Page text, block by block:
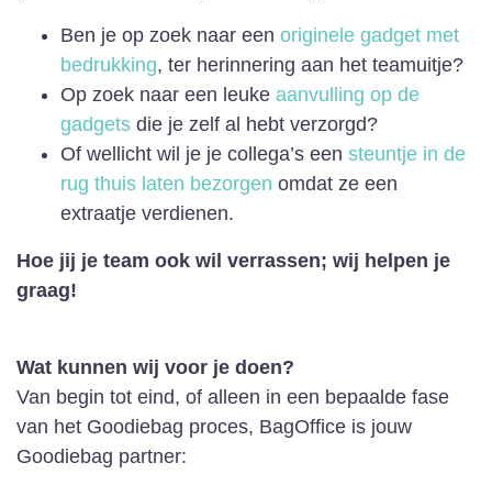
Ben je op zoek naar een originele gadget met
bedrukking, ter herinnering aan het teamuitje?
Op zoek naar een leuke aanvulling op de
gadgets die je zelf al hebt verzorgd?
Of wellicht wil je je collega’s een steuntje in de
rug thuis laten bezorgen omdat ze een
extraatje verdienen.
Hoe jij je team ook wil verrassen; wij helpen je
graag!
Wat kunnen wij voor je doen?
Van begin tot eind, of alleen in een bepaalde fase
van het Goodiebag proces, BagOffice is jouw
Goodiebag partner: